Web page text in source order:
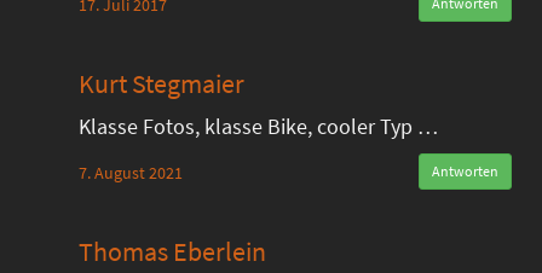
17. Juli 2017
Kurt Stegmaier
Klasse Fotos, klasse Bike, cooler Typ …
7. August 2021 Antworten
Thomas Eberlein